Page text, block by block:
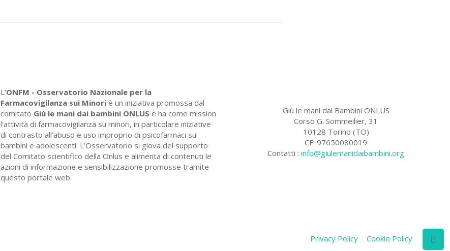
L'ONFM - Osservatorio Nazionale per la
Farmacovigilanza sui Minori è un iniziativa promossa dal
comitato Giù le mani dai bambini ONLUS e ha come mission
l'attività di farmacovigilanza su minori, in particolare iniziative
di contrasto all’abuso e uso improprio di psicofarmaci su
bambini e adolescenti. L’Osservatorio si giova del supporto
del Comitato scientifico della Onlus e alimenta di contenuti le
azioni di informazione e sensibilizzazione promosse tramite
questo portale web.
Giù le mani dai Bambini ONLUS
Corso G. Sommeilier, 31
10128 Torino (TO)
CF: 97650080019
Contatti :info@giulemanidaibambini.org
Privacy Policy Cookie Policy